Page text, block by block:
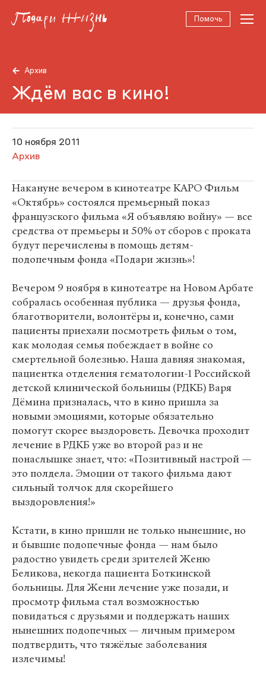
Помочь
Архив
Ждём вас в кино!
10 ноября 2011
Архив
Накануне вечером в кинотеатре КАРО Фильм
«Октябрь» состоялся премьерный показ
французского фильма «Я объявляю войну» — все
средства от премьеры и 50% от сборов с проката
будут перечислены в помощь детям-
подопечным фонда «Подари жизнь»!
Вечером 9 ноября в кинотеатре на Новом Арбате
собралась особенная публика — друзья фонда,
благотворители, волонтёры и, конечно, сами
пациенты приехали посмотреть фильм о том,
как молодая семья побеждает в войне со
смертельной болезнью. Наша давняя знакомая,
пациентка отделения гематологии-1 Российской
детской клинической больницы (РДКБ) Варя
Дёмина призналась, что в кино пришла за
новыми эмоциями, которые обязательно
помогут скорее выздороветь. Девочка проходит
лечение в РДКБ уже во второй раз и не
понаслышке знает, что: «Позитивный настрой —
это полдела. Эмоции от такого фильма дают
сильный толчок для скорейшего
выздоровления!»
Кстати, в кино пришли не только нынешние, но
и бывшие подопечные фонда — нам было
радостно увидеть среди зрителей Женю
Беликова, некогда пациента Боткинской
больницы. Для Жени лечение уже позади, и
просмотр фильма стал возможностью
повидаться с друзьями и поддержать наших
нынешних подопечных — личным примером
подтвердить, что тяжёлые заболевания
излечимы!